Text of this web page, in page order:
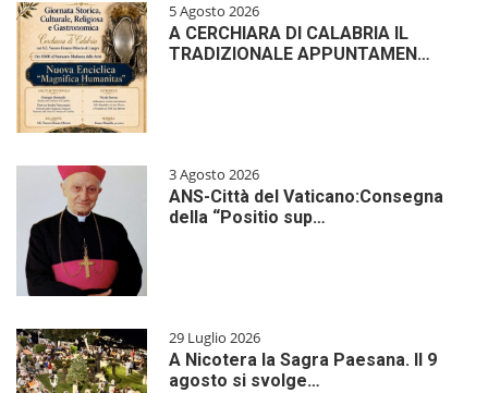
5 Agosto 2026
A CERCHIARA DI CALABRIA IL
TRADIZIONALE APPUNTAMEN…
3 Agosto 2026
ANS-Città del Vaticano:Consegna
della “Positio sup…
29 Luglio 2026
A Nicotera la Sagra Paesana. Il 9
agosto si svolge…